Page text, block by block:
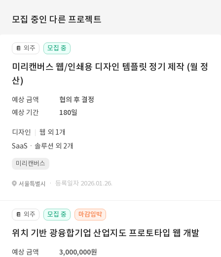
모집 중인 다른 프로젝트
📔 외주 모집 중
미리캔버스 웹/인쇄용 디자인 템플릿 정기 제작 (월 정
산)
예상 금액
협의 후 결정
예상 기간
180일
디자인
웹 외 1개
SaaSㆍ솔루션 외 2개
미리캔버스
서울특별시 · 등록일자 2026.01.26.
📔 외주 모집 중 마감임박
위치 기반 광융합기업 산업지도 프로토타입 웹 개발
예상 금액
3,000,000원